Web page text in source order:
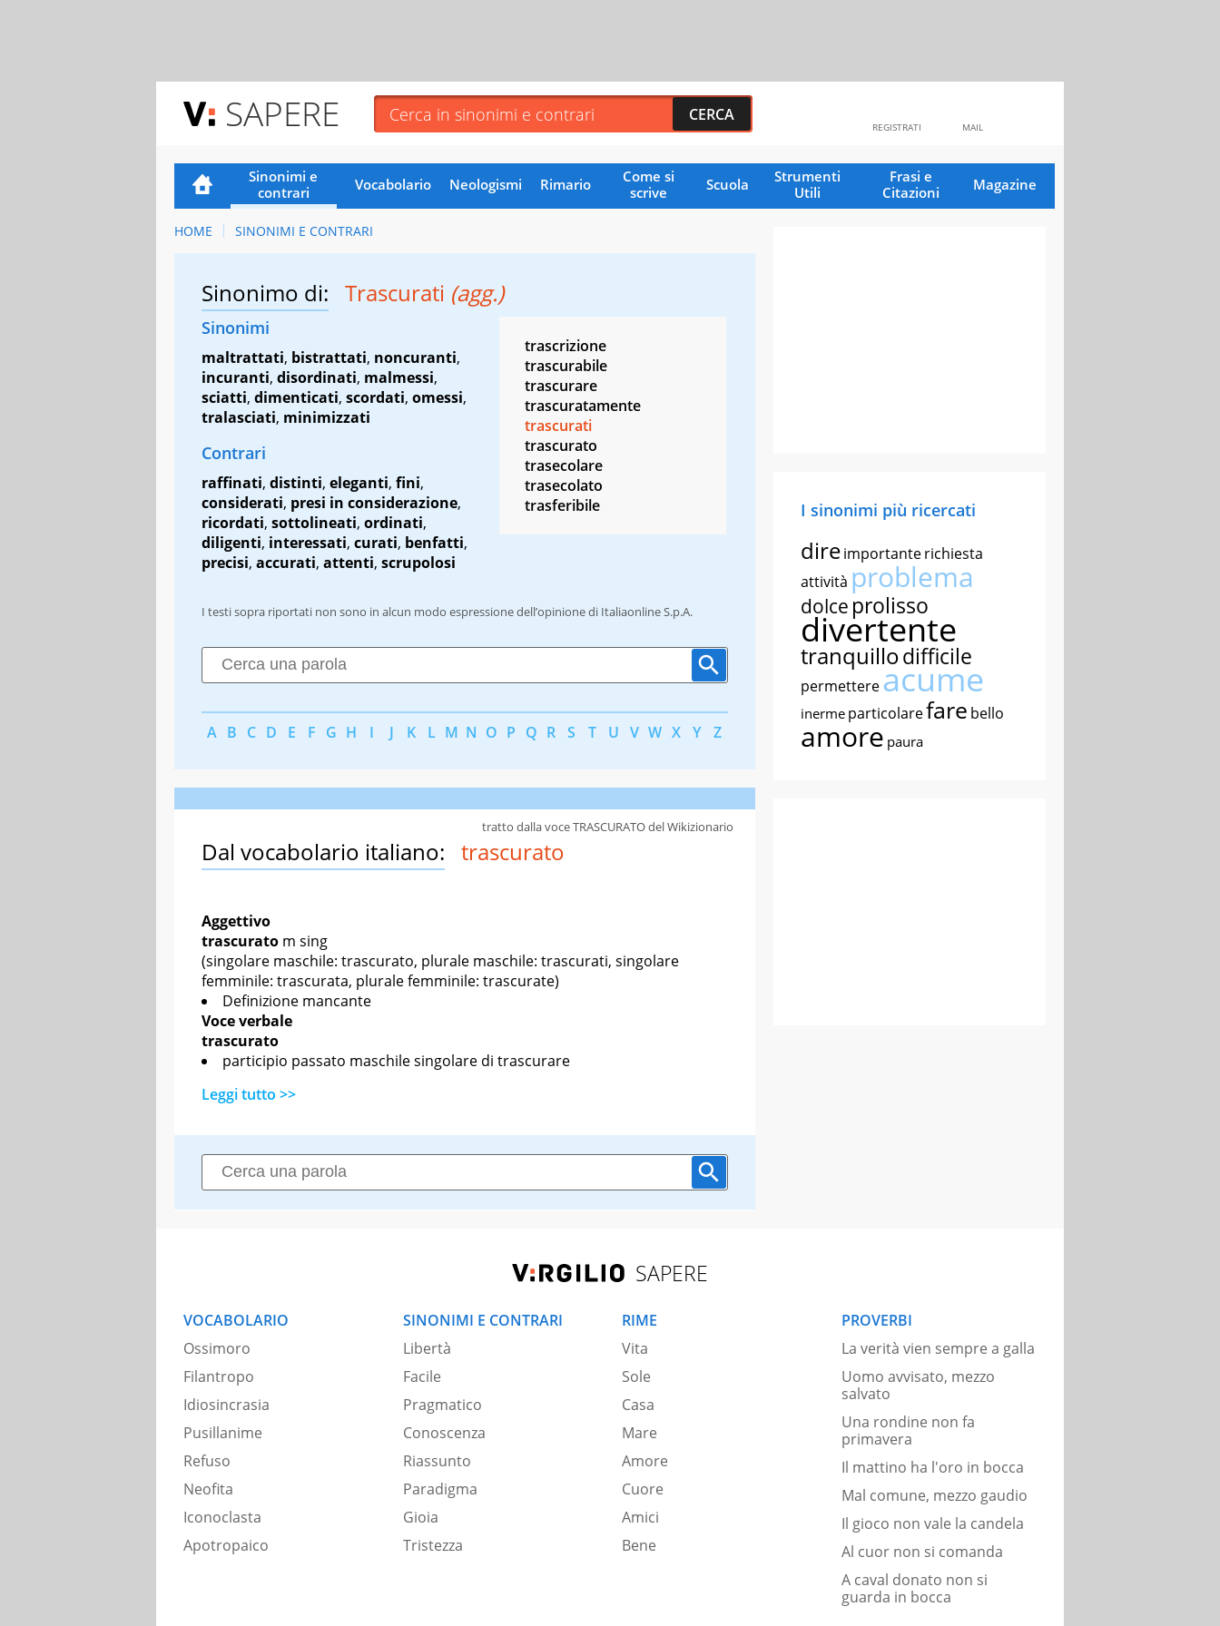
SAPERE MAIL
REGISTRATI
Sinonimi e
contrari
Vocabolario Neologismi Rimario
Come si
scrive
Scuola
Strumenti
Utili
Frasi e
Citazioni
Magazine
HOME SINONIMI E CONTRARI
Sinonimo di: Trascurati (agg.)
Sinonimi
maltrattati, bistrattati, noncuranti,
incuranti, disordinati, malmessi,
sciatti, dimenticati, scordati, omessi,
tralasciati, minimizzati
Contrari
raffinati, distinti, eleganti, fini,
considerati, presi in considerazione,
ricordati, sottolineati, ordinati,
diligenti, interessati, curati, benfatti,
precisi, accurati, attenti, scrupolosi
trascrizione
trascurabile
trascurare
trascuratamente
trascurati
trascurato
trasecolare
trasecolato
trasferibile
I testi sopra riportati non sono in alcun modo espressione dell’opinione di Italiaonline S.p.A.
A B C D E F G H I J K L M N O P Q R S T U V W X Y Z
Dal vocabolario italiano: trascurato
Aggettivo
trascurato m sing
(singolare maschile: trascurato, plurale maschile: trascurati, singolare
femminile: trascurata, plurale femminile: trascurate)
Definizione mancante
Voce verbale
trascurato
participio passato maschile singolare di trascurare
Leggi tutto >>
tratto dalla voce TRASCURATO del Wikizionario
I sinonimi più ricercati
direimportanterichiesta
attività problema
dolce prolisso
divertente
tranquillodifficile
permettereacume
inerme particolarefare bello
amore paura
SAPERE
VOCABOLARIO
Ossimoro
Filantropo
Idiosincrasia
Pusillanime
Refuso
Neofita
Iconoclasta
Apotropaico
SINONIMI E CONTRARI
Libertà
Facile
Pragmatico
Conoscenza
Riassunto
Paradigma
Gioia
Tristezza
RIME
Vita
Sole
Casa
Mare
Amore
Cuore
Amici
Bene
PROVERBI
La verità vien sempre a galla
Uomo avvisato, mezzo
salvato
Una rondine non fa
primavera
Il mattino ha l'oro in bocca
Mal comune, mezzo gaudio
Il gioco non vale la candela
Al cuor non si comanda
A caval donato non si
guarda in bocca